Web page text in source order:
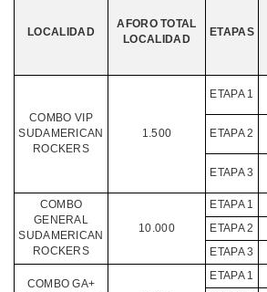
LOCALIDAD
AFORO TOTAL
LOCALIDAD
ETAPAS
COMBO VIP
SUDAMERICAN
ROCKERS
1.500
ETAPA 1
ETAPA 2
ETAPA 3
COMBO
GENERAL
SUDAMERICAN
ROCKERS
10.000
ETAPA 1
ETAPA 2
ETAPA 3
COMBO GA+
ETAPA 1